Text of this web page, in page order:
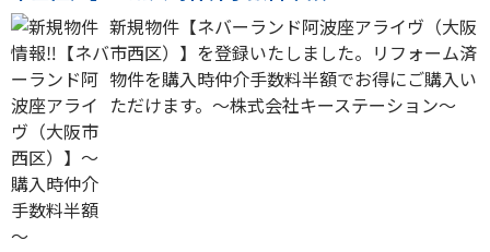
新規物件【ネバーランド阿波座アライヴ（大阪
市西区）】を登録いたしました。リフォーム済
物件を購入時仲介手数料半額でお得にご購入い
ただけます。～株式会社キーステーション～